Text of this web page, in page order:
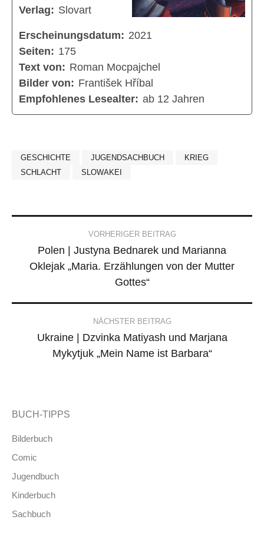
Verlag: Slovart
Erscheinungsdatum: 2021
Seiten: 175
Text von: Roman Mocpajchel
Bilder von: František Hříbal
Empfohlenes Lesealter: ab 12 Jahren
GESCHICHTE JUGENDSACHBUCH
KRIEG
SCHLACHT
SLOWAKEI
navigation
VORHERIGER BEITRAG
Polen | Justyna Bednarek und Marianna
Oklejak „Maria. Erzählungen von der Mutter
Gottes“
NÄCHSTER BEITRAG
Ukraine | Dzvinka Matiyash und Marjana
Mykytjuk „Mein Name ist Barbara“
BUCH-TIPPS
Bilderbuch
Comic
Jugendbuch
Kinderbuch
Sachbuch